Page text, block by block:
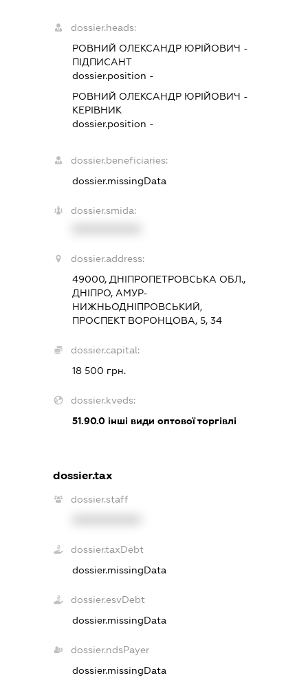
dossier.heads:
РОВНИЙ ОЛЕКСАНДР ЮРІЙОВИЧ -
ПІДПИСАНТ
dossier.position -
РОВНИЙ ОЛЕКСАНДР ЮРІЙОВИЧ -
КЕРІВНИК
dossier.position -
dossier.beneficiaries:
dossier.missingData
dossier.smida:
dossier.address:
49000, ДНІПРОПЕТРОВСЬКА ОБЛ.,
ДНІПРО, АМУР-
НИЖНЬОДНІПРОВСЬКИЙ,
ПРОСПЕКТ ВОРОНЦОВА, 5, 34
dossier.capital:
18 500 грн.
dossier.kveds:
51.90.0 інші види оптової торгівлі
dossier.tax
dossier.staff
dossier.taxDebt
dossier.missingData
dossier.esvDebt
dossier.missingData
dossier.ndsPayer
dossier.missingData